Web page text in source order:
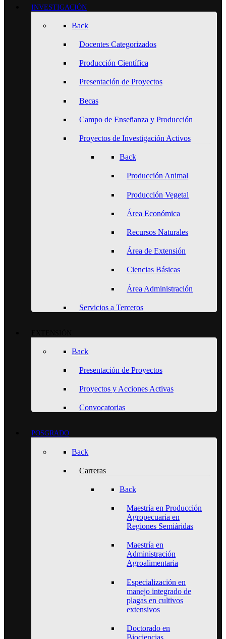
INVESTIGACIÓN
Back
Docentes Categorizados
Producción Científica
Presentación de Proyectos
Becas
Campo de Enseñanza y Producción
Proyectos de Investigación Activos
Back
Producción Animal
Producción Vegetal
Área Económica
Recursos Naturales
Área de Extensión
Ciencias Básicas
Área Administración
Servicios a Terceros
Back
Presentación de Proyectos
Proyectos y Acciones Activas
Convocatorias
POSGRADO
Back
Carreras
Back
Maestría en Producción
Agropecuaria en
Regiones Semiáridas
Maestría en
Administración
Agroalimentaria
Especialización en
manejo integrado de
plagas en cultivos
extensivos
Doctorado en
Biociencias